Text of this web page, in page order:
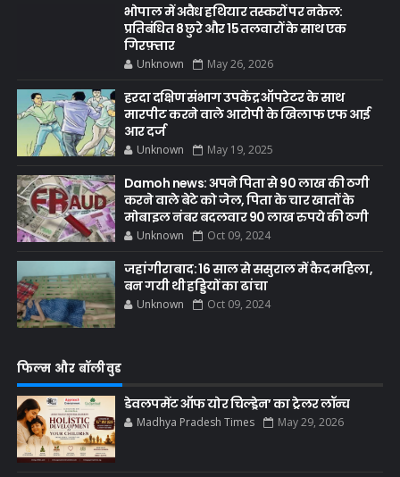
भोपाल में अवैध हथियार तस्करों पर नकेल:
प्रतिबंधित 8 छुरे और 15 तलवारों के साथ एक
गिरफ़्तार
Unknown May 26, 2026
हरदा दक्षिण संभाग उपकेंद्र ऑपरेटर के साथ
मारपीट करने वाले आरोपी के खिलाफ एफ आई
आर दर्ज
Unknown May 19, 2025
Damoh news: अपने पिता से 90 लाख की ठगी
करने वाले बेटे को जेल, पिता के चार खातों के
मोबाइल नंबर बदलवार 90 लाख रुपये की ठगी
Unknown Oct 09, 2024
जहांगीराबाद: 16 साल से ससुराल में कैद महिला,
बन गयी थी हड्डियों का ढांचा
Unknown Oct 09, 2024
फिल्म और बॉलीवुड
डेवलपमेंट ऑफ योर चिल्ड्रेन’ का ट्रेलर लॉन्च
Madhya Pradesh Times May 29, 2026